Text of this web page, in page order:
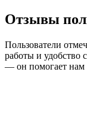
Отзывы
Пользователи
работы и удобство
— он помогает нам